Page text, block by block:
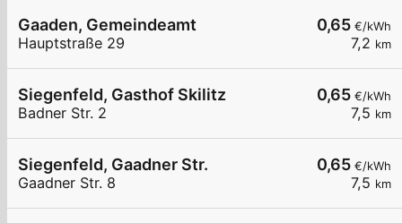
0,65 €/kWh
7,2 km
Gaaden, Gemeindeamt
Hauptstraße 29
0,65 €/kWh
7,5 km
Siegenfeld, Gasthof Skilitz
Badner Str. 2
0,65 €/kWh
7,5 km
Siegenfeld, Gaadner Str.
Gaadner Str. 8